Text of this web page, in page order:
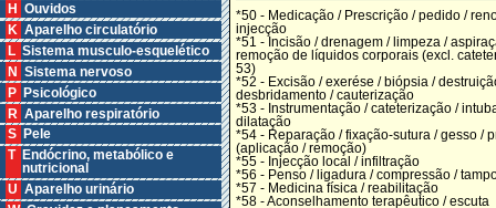
H Ouvidos
K Aparelho circulatório
L Sistema musculo-esquelético
N Sistema nervoso
P Psicológico
R Aparelho respiratório
S Pele
T Endócrino, metabólico e
nutricional
U Aparelho urinário
*50 - Medicação / Prescrição / pedido /
injecção
*51 - Incisão / drenagem / limpeza /
remoção de líquidos corporais (excl.
53)
*52 - Excisão / exerése / biópsia /
desbridamento / cauterização
*53 - Instrumentação / cateterização /
dilatação
*54 - Reparação / fixação-sutura / gesso /
(aplicação / remoção)
*55 - Injecção local / infiltração
*56 - Penso / ligadura / compressão /
*57 - Medicina física / reabilitação
*58 - Aconselhamento terapêutico / escuta